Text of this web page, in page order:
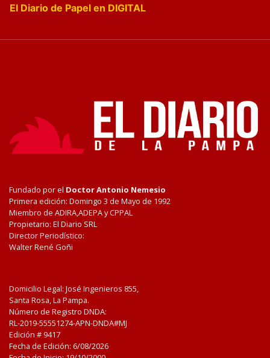
El Diario de Papel en DIGITAL
Fundado por el Doctor Antonio Nemesio
Primera edición: Domingo 3 de Mayo de 1992
Miembro de ADIRA,ADEPA y CPPAL
Propietario: El Diario SRL
Director Periodístico:
Walter René Goñi
Domicilio Legal: José Ingenieros 855,
Santa Rosa, La Pampa.
Número de Registro DNDA:
RL-2019-55551274-APN-DNDA#MJ
Edición # 9417
Fecha de Edición: 6/08/2026